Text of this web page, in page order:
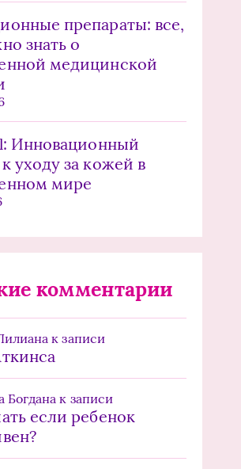
препараты: все,
знать о
медицинской
Инновационный
уходу за кожей в
мире
комментарии
к записи
Богдана к записи
если ребенок